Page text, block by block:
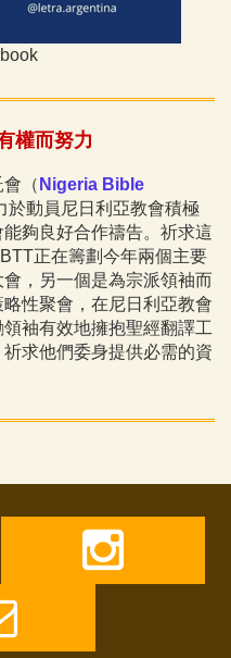
權而努力
（ Nigeria Bible
於動員尼日利亞教會積極
夠良好合作禱告。祈求這
正在籌劃今年兩個主要
，另一個是為宗派領袖而
性聚會，在尼日利亞教會
袖有效地擁抱聖經翻譯工
求他們委身提供必需的資